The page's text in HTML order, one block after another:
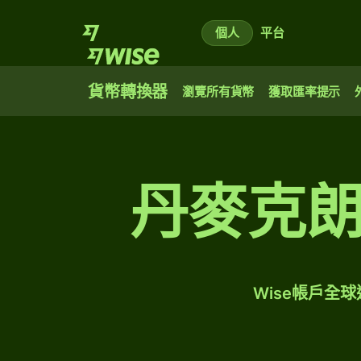
個人 平台
貨幣轉換器 瀏覽所有貨幣 獲取匯率提示
丹麥克
Wise帳戶全球